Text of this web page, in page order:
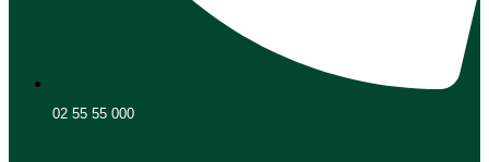
02 55 55 000